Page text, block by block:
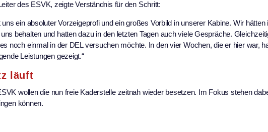
des ESVK, zeigte Verständnis für den Schritt:
ein absoluter Vorzeigeprofi und ein großes Vorbild in unserer Kabine. Wir
behalten und hatten dazu in den letzten Tagen auch viele Gespräche.
noch einmal in der DEL versuchen möchte. In den vier Wochen, die er hier war,
Leistungen gezeigt.“
läuft
wollen die nun freie Kaderstelle zeitnah wieder besetzen. Im Fokus stehen
können.